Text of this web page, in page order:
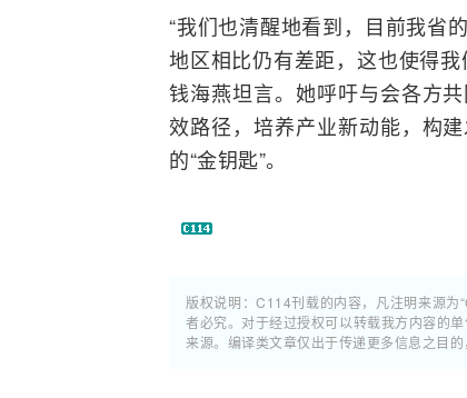
“我们也清醒地看到，目前我省
地区相比仍有差距，这也使得
钱海燕坦言。她呼吁与会各方
效路径，培养产业新动能，构
的“金钥匙”。
版权说明：C114刊载的内容，凡注明来源
者必究。对于经过授权可以转载我方内容的
来源。编译类文章仅出于传递更多信息之目